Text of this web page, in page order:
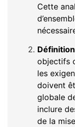
Cette
objectifs
les
doivent
globale
inclure
de la